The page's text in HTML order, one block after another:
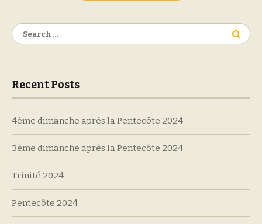
Search
for:
Recent Posts
4ème dimanche après la Pentecôte 2024
3ème dimanche après la Pentecôte 2024
Trinité 2024
Pentecôte 2024